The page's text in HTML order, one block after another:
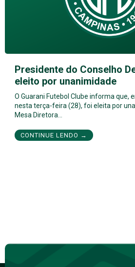
Presidente do Conselho
eleito por unanimidade
O Guarani Futebol Clube informa que,
nesta terça-feira (28), foi eleita por
Mesa Diretora…
CONTINUE LENDO →